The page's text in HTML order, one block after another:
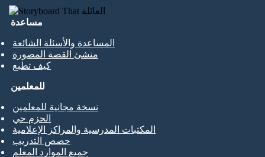
مساعدة
المساعدة والأسئلة الشائعة
منشئ القصة المصورة
كيف تطبع
للمعلمين
نسخة مجانية للمعلمين
الحزم حي
المكتبات المدرسية والمراكز الإعلامية
حصص التدريب
جميع الموارد المعلم